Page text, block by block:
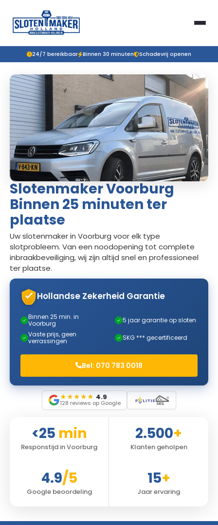
24/7 bereikbaar Binnen 30 minuten Schadevrij openen
Slotenmaker Voorburg
Binnen 25 minuten ter
plaatse
Uw slotenmaker in Voorburg voor elk type
slotprobleem. Van een noodopening tot complete
inbraakbeveiliging, wij zijn altijd snel en professioneel
ter plaatse.
Hollandse Zekerheid Garantie
✓ Binnen 25 min. in
Voorburg
✓ 5 jaar garantie op sloten
✓ Vaste prijs, geen
verrassingen
✓ SKG *** gecertificeerd
Bel: 070 783 0018
★★★★★ 4.9
128 reviews op Google
<25 min
Responstijd in Voorburg
2.500+
Klanten geholpen
4.9/5
Google beoordeling
15+
Jaar ervaring